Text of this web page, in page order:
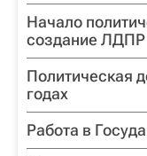
Начало
создание ЛДПР
Политическая
годах
Работа в